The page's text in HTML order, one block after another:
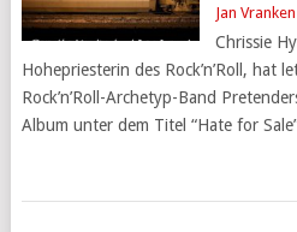
Jan Vranken
Chrissie
Hohepriesterin des Rock’n’Roll, hat
Rock’n’Roll-Archetyp-Band
Album unter dem Titel “Hate for